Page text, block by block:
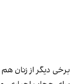
برخی دیگر از زنان